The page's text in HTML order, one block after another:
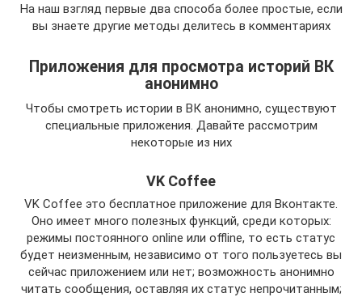
На наш взгляд первые два способа более простые, если
вы знаете другие методы делитесь в комментариях
Приложения для просмотра историй ВК
анонимно
Чтобы смотреть истории в ВК анонимно, существуют
специальные приложения. Давайте рассмотрим
некоторые из них
VK Coffee
VK Coffee это бесплатное приложение для Вконтакте.
Оно имеет много полезных функций, среди которых:
режимы постоянного online или offline, то есть статус
будет неизменным, независимо от того пользуетесь вы
сейчас приложением или нет; возможность анонимно
читать сообщения, оставляя их статус непрочитанным;